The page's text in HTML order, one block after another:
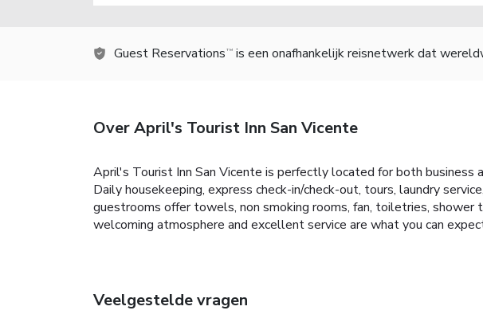
Guest Reservations TM is een onafhankelijk reisnetwerk dat
Over April's Tourist Inn San Vicente
April's Tourist Inn San Vicente is perfectly located for both
Daily housekeeping, express check-in/check-out, tours, laundry
guestrooms offer towels, non smoking rooms, fan, toiletries,
welcoming atmosphere and excellent service are what you can
Veelgestelde vragen